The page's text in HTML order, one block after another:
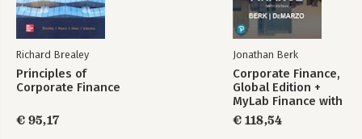
Richard Brealey
Principles of
Corporate Finance
€ 95,17
Jonathan Berk
Corporate Finance,
Global Edition +
MyLab Finance with
Pearson eText
(Package)
€ 118,54